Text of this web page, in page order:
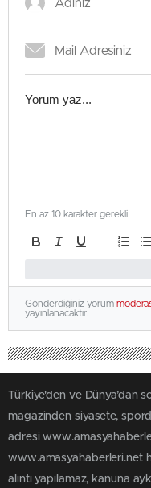
En az 10 karakter gerekli
Gönderdiğiniz yorum
yayınlanacaktır.
Türkiye'den ve Dünya’dan
magazinden siyasete,
adresi
www.amasyahaberleri.net
alıntı yapılamaz, kanuna